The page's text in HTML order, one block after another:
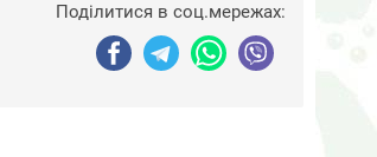
Поділитися в соц.мережах: